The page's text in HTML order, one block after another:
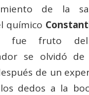
de la
químico
fue fruto
se olvidó de
de un
dedos a la